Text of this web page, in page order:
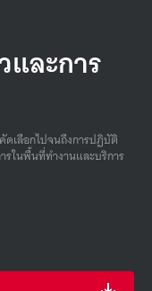
และการ
ดเลือกไปจนถึงการปฏิบัติ
รในพื้นที่ทํางานและบริการ